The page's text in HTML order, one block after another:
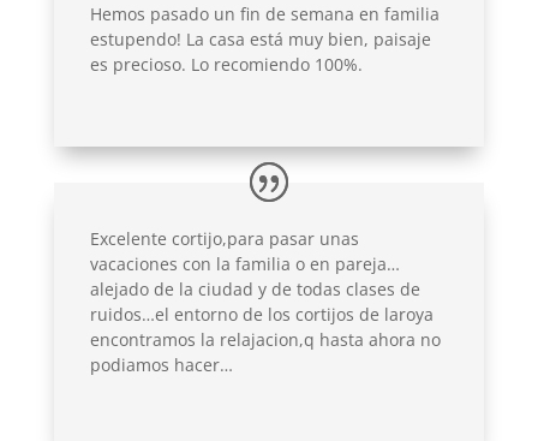
Hemos pasado un fin de semana en familia
estupendo! La casa está muy bien, paisaje
es precioso. Lo recomiendo 100%.
Excelente cortijo,para pasar unas
vacaciones con la familia o en pareja…
alejado de la ciudad y de todas clases de
ruidos…el entorno de los cortijos de laroya
encontramos la relajacion,q hasta ahora no
podiamos hacer…